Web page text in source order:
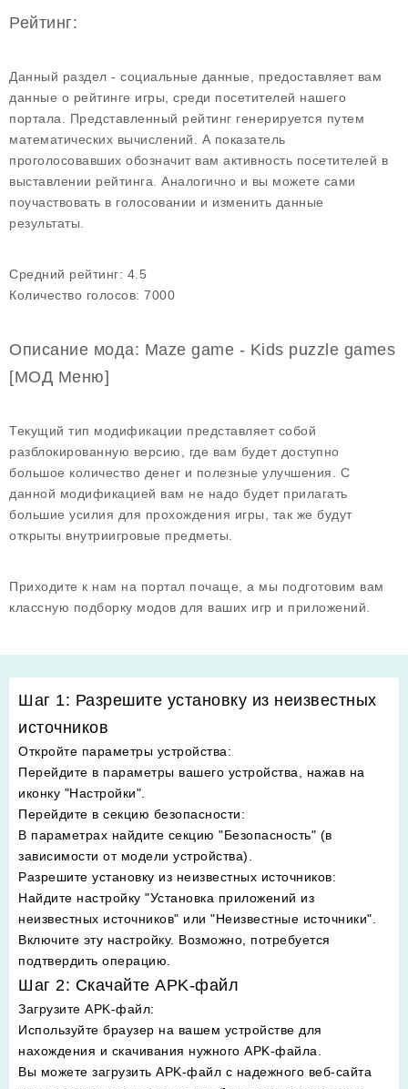
Рейтинг:
Данный раздел - социальные данные, предоставляет вам
данные о рейтинге игры, среди посетителей нашего
портала. Представленный рейтинг генерируется путем
математических вычислений. А показатель
проголосовавших обозначит вам активность посетителей в
выставлении рейтинга. Аналогично и вы можете сами
поучаствовать в голосовании и изменить данные
результаты.
Средний рейтинг: 4.5
Количество голосов: 7000
Описание мода: Maze game - Kids puzzle games
[МОД Меню]
Текущий тип модификации представляет собой
разблокированную версию, где вам будет доступно
большое количество денег и полезные улучшения. С
данной модификацией вам не надо будет прилагать
большие усилия для прохождения игры, так же будут
открыты внутриигровые предметы.
Приходите к нам на портал почаще, а мы подготовим вам
классную подборку модов для ваших игр и приложений.
Шаг 1: Разрешите установку из неизвестных
источников
Откройте параметры устройства:
Перейдите в параметры вашего устройства, нажав на
иконку "Настройки".
Перейдите в секцию безопасности:
В параметрах найдите секцию "Безопасность" (в
зависимости от модели устройства).
Разрешите установку из неизвестных источников:
Найдите настройку "Установка приложений из
неизвестных источников" или "Неизвестные источники".
Включите эту настройку. Возможно, потребуется
подтвердить операцию.
Шаг 2: Скачайте APK-файл
Загрузите APK-файл:
Используйте браузер на вашем устройстве для
нахождения и скачивания нужного APK-файла.
Вы можете загрузить APK-файл с надежного веб-сайта